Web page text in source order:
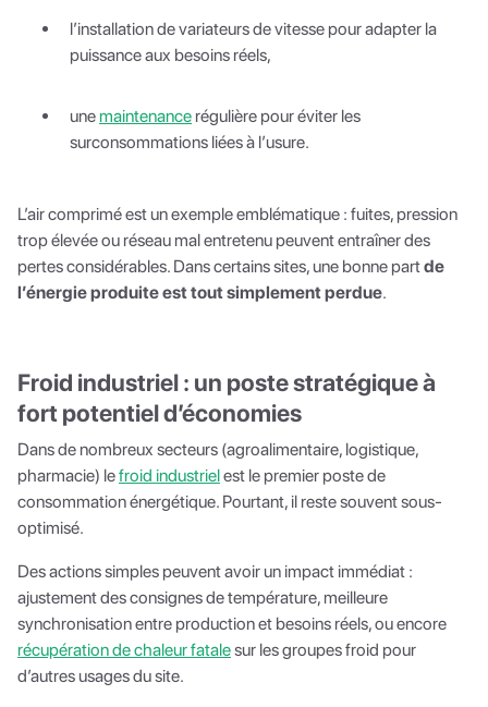
l’installation de variateurs de vitesse pour adapter la
puissance aux besoins réels,
unemaintenance régulière pour éviter les
surconsommations liées à l’usure.
L’air comprimé est un exemple emblématique : fuites, pression
trop élevée ou réseau mal entretenu peuvent entraîner des
pertes considérables. Dans certains sites, une bonne partde
l’énergie produite est tout simplement perdue.
Froid industriel : un poste stratégique à
fort potentiel d’économies
Dans de nombreux secteurs (agroalimentaire, logistique,
pharmacie) lefroid industrielest le premier poste de
consommation énergétique. Pourtant, il reste souvent sous-
optimisé.
Des actions simples peuvent avoir un impact immédiat :
ajustement des consignes de température, meilleure
synchronisation entre production et besoins réels, ou encore
récupération de chaleur fatalesur les groupes froid pour
d’autres usages du site.